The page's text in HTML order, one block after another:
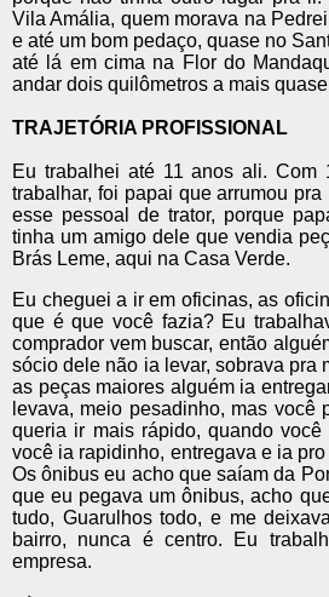
Vila Amália, quem morava na
e até um bom pedaço, quase no
até lá em cima na Flor do
andar dois quilômetros a mais
TRAJETÓRIA PROFISSIONAL
Eu trabalhei até 11 anos ali.
trabalhar, foi papai que arrumou
esse pessoal de trator, porque
tinha um amigo dele que vendia
Brás Leme, aqui na Casa Verde.
Eu cheguei a ir em oficinas, as
que é que você fazia? Eu
comprador vem buscar, então
sócio dele não ia levar, sobrava pra
as peças maiores alguém ia
levava, meio pesadinho, mas você
queria ir mais rápido, quando
você ia rapidinho, entregava e ia
Os ônibus eu acho que saíam da
que eu pegava um ônibus, acho
tudo, Guarulhos todo, e me
bairro, nunca é centro. Eu
empresa.